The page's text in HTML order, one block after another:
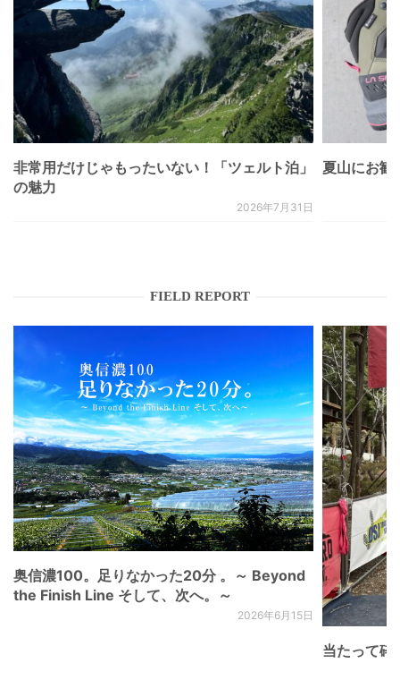
非常用だけじゃもったいない！「ツェルト泊」
の魅力
2026年7月31日
夏山にお
FIELD REPORT
奥信濃100。足りなかった20分 。～ Beyond
the Finish Line そして、次へ。～
2026年6月15日
当たって砕